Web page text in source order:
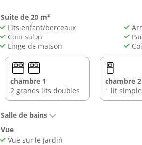
Suite de 20 m²
Lits enfant/berceaux
Coin salon
Linge de maison
chambre 1
2 grands lits doubles
chambre 2
1 lit simple
Salle de bains
Vue
Vue sur le jardin